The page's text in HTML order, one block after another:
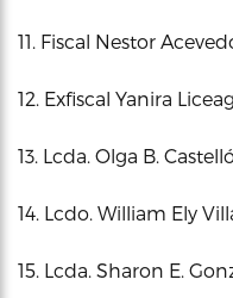
11. Fiscal Nestor
12. Exfiscal Yanira
13. Lcda. Olga B.
14. Lcdo. William Ely
15. Lcda. Sharon E.